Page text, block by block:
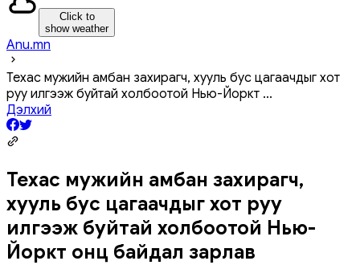
Click to
show weather
Anu.mn
Техас мужийн амбан захирагч, хууль бус цагаачдыг хот
руу илгээж буйтай холбоотой Нью-Йоркт ...
Дэлхий
Техас мужийн амбан захирагч,
хууль бус цагаачдыг хот руу
илгээж буйтай холбоотой Нью-
Йоркт онц байдал зарлав